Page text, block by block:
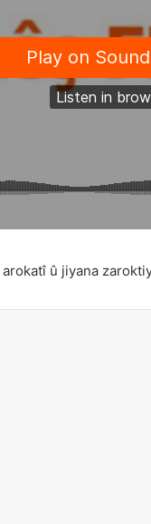
arokatî û jiyana